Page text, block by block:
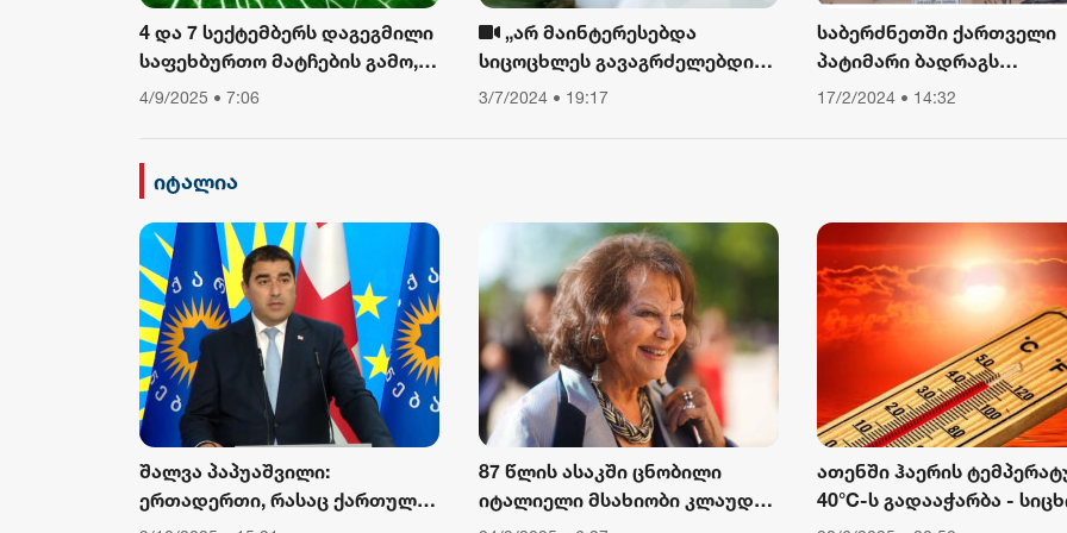
4 და 7 სექტემბერს დაგეგმილი
საფეხბურთო მატჩების გამო,
საავტომობილო მოძრაობა
4/9/2025 • 7:06
„არ მაინტერესებდა
სიცოცხლეს გავაგრძელებდი
თუ არა, ვიწექი 6 თვე,
3/7/2024 • 19:17
საბერძნეთში ქართველი
პატიმარი ბადრაგს
სამედიცინო
17/2/2024 • 14:32
იტალია
შალვა პაპუაშვილი:
ერთადერთი, რასაც ქართული
საზოგადოება ევროკომისიის
87 წლის ასაკში ცნობილი
იტალიელი მსახიობი კლაუდია
კარდინალე გარდაიცვალა
ათენში ჰაერის
40°C-ს გადააჭარბა -
გამო ღია ცის ქვეშ მუშაობა